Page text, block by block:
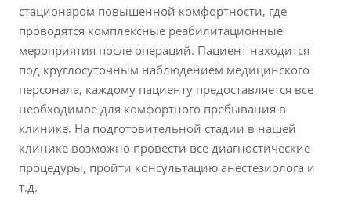
стационаром повышенной комфортности, где
проводятся комплексные реабилитационные
мероприятия после операций. Пациент находится
под круглосуточным наблюдением медицинского
персонала, каждому пациенту предоставляется все
необходимое для комфортного пребывания в
клинике. На подготовительной стадии в нашей
клинике возможно провести все диагностические
процедуры, пройти консультацию анестезиолога и
т.д.